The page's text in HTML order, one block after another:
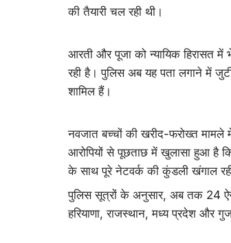
की तैयारी चल रही थी।
आरती और पूजा को न्यायिक हिरासत
रही है। पुलिस अब यह पता लगाने में
शामिल हैं।
नवजात बच्चों की खरीद-फरोख्त मामले
आरोपियों से पूछताछ में खुलासा हुआ है
के साथ पूरे नेटवर्क की कुंडली खंगाल
पुलिस सूत्रों के अनुसार, अब तक 24 ऐसे
हरियाणा, राजस्थान, मध्य प्रदेश और